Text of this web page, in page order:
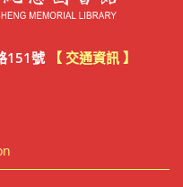
151號 【 交通資訊 】